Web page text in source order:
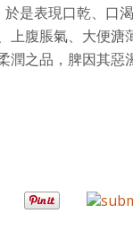
於是表現口乾、口
上腹脹氣、大便
之品，脾因其惡